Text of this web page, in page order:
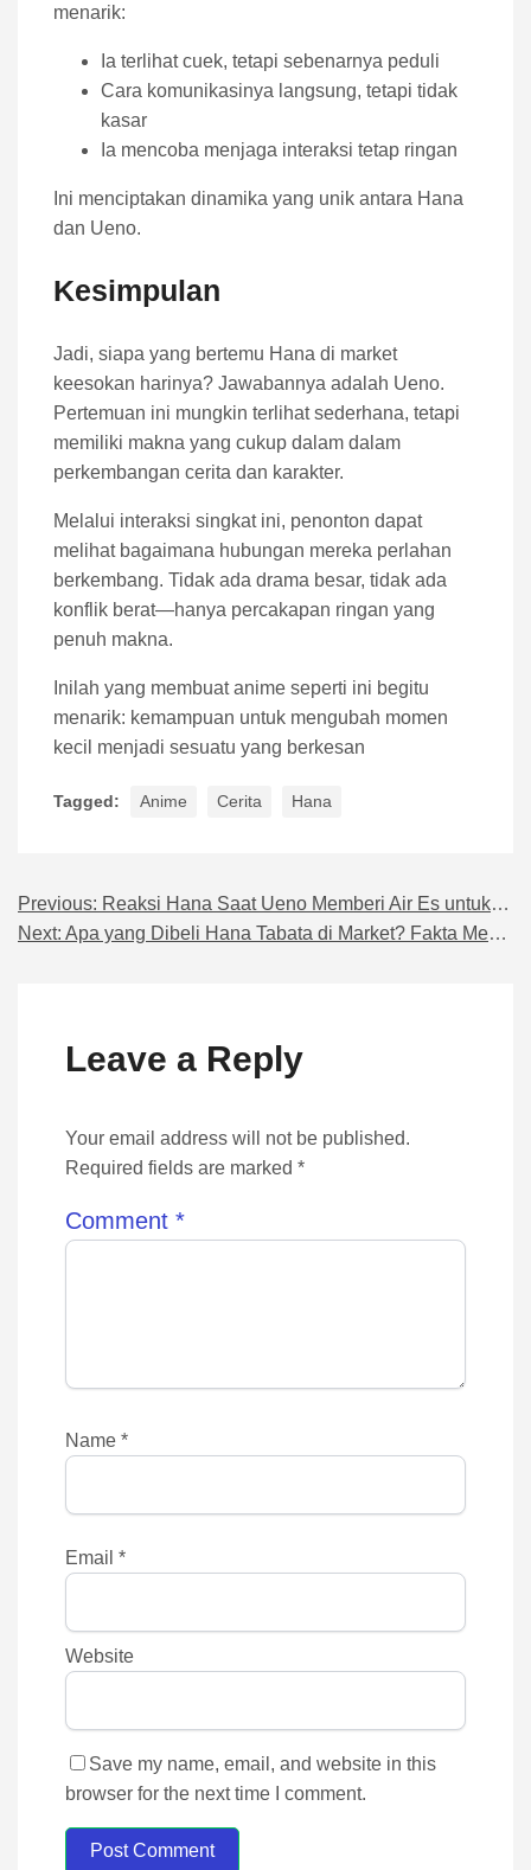
menarik:
Ia terlihat cuek, tetapi sebenarnya peduli
Cara komunikasinya langsung, tetapi tidak
kasar
Ia mencoba menjaga interaksi tetap ringan
Ini menciptakan dinamika yang unik antara Hana
dan Ueno.
Kesimpulan
Jadi, siapa yang bertemu Hana di market
keesokan harinya? Jawabannya adalah Ueno.
Pertemuan ini mungkin terlihat sederhana, tetapi
memiliki makna yang cukup dalam dalam
perkembangan cerita dan karakter.
Melalui interaksi singkat ini, penonton dapat
melihat bagaimana hubungan mereka perlahan
berkembang. Tidak ada drama besar, tidak ada
konflik berat—hanya percakapan ringan yang
penuh makna.
Inilah yang membuat anime seperti ini begitu
menarik: kemampuan untuk mengubah momen
kecil menjadi sesuatu yang berkesan
Tagged: Anime Cerita Hana
Navigasi pos
Previous: Reaksi Hana Saat Ueno Memberi Air Es untuk Tangannya
Next: Apa yang Dibeli Hana Tabata di Market? Fakta Menarik
Leave a Reply
Your email address will not be published.
Required fields are marked *
Comment *
Name *
Email *
Website
Save my name, email, and website in this
browser for the next time I comment.
Post Comment